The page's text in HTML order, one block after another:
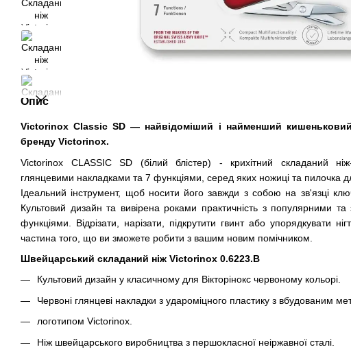
Опис
Victorinox Classic SD — найвідоміший і найменший
бренду Victorinox.
Victorinox CLASSIC SD (білий блістер) - крихітний складаний
глянцевими накладками та 7 функціями, серед яких ножиці та пилочка
Ідеальний інструмент, щоб носити його завжди з собою на зв'язці
Культовий дизайн та вивірена роками практичність з популярними
функціями. Відрізати, нарізати, підкрутити гвинт або упорядкувати
частина того, що ви зможете робити з вашим новим помічником.
Швейцарський складаний ніж Victorinox 0.6223.B
Культовий дизайн у класичному для Вікторінокс червоному кольорі.
Червоні глянцеві накладки з удароміцного пластику з вбудованим
логотипом Victorinox.
Ніж швейцарського виробництва з першокласної неіржавної сталі.